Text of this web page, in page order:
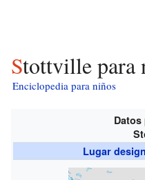
Stottville para
Enciclopedia para niños
Lugar